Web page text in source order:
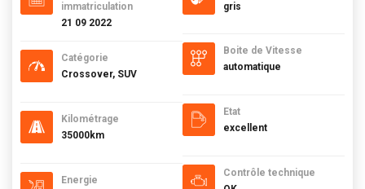
immatriculation
21 09 2022
Catégorie
Crossover, SUV
Kilométrage
35000km
Energie
gris
Boite de Vitesse
automatique
Etat
excellent
Contrôle technique